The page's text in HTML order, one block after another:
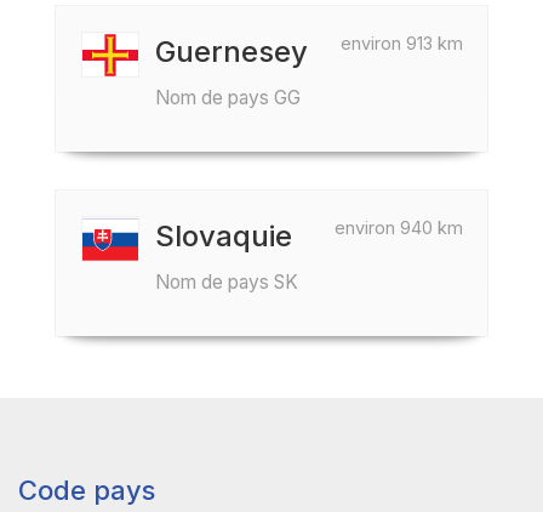
environ 913 km
Guernesey
Nom de pays GG
environ 940 km
Slovaquie
Nom de pays SK
Code pays